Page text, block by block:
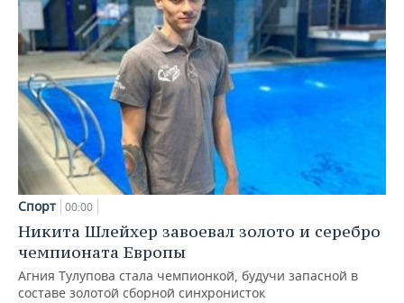
Спорт 00:00
Никита Шлейхер завоевал золото и серебро
чемпионата Европы
Агния Тулупова стала чемпионкой, будучи запасной в
составе золотой сборной синхронисток